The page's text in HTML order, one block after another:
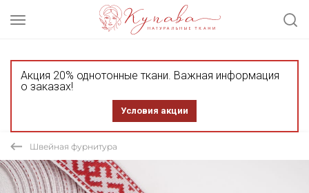
Акция 20% однотонные ткани. Важная информация
о заказах!
Условия акции
Швейная фурнитура